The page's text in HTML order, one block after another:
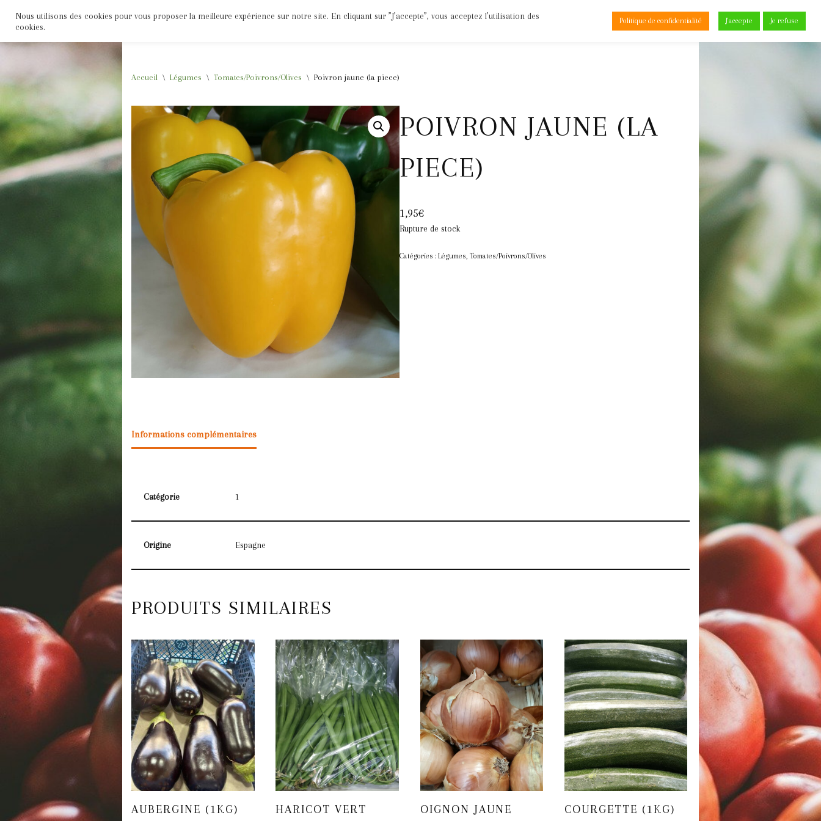
Aller
au
Accueil Boutique Fruits Légumes Epices Jus Divers Bio Mon Compte
Accueil \ Légumes \ Tomates/Poivrons/Olives \ Poivron jaune (la piece)
POIVRON JAUNE (LA
PIECE)
1,95€
Rupture de stock
Catégories : Légumes, Tomates/Poivrons/Olives
Informations complémentaires
Catégorie 1
Origine Espagne
PRODUITS SIMILAIRES
AUBERGINE (1KG)
HARICOT VERT
OIGNON JAUNE
COURGETTE (1KG)
Nous utilisons des cookies pour vous proposer la meilleure expérience sur notre site. En cliquant sur ”J’accepte”, vous acceptez l’utilisation des
cookies.
Politique de confidentialité J'accepte Je refuse